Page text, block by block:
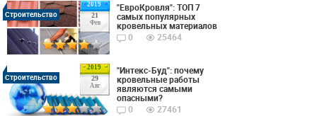
2019
21
Фев
Строительство
"ЕвроКровля": ТОП 7
самых популярных
кровельных материалов
0
25464
2019
29
Авг
Строительство
"Интекс-Буд": почему
кровельные работы
являются самыми
опасными?
0
27461